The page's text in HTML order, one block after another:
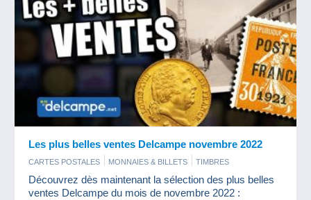
Les plus belles ventes Delcampe novembre 2022
CARTES POSTALES MONNAIES & BILLETS TIMBRES
Découvrez dès maintenant la sélection des plus belles
ventes Delcampe du mois de novembre 2022 :